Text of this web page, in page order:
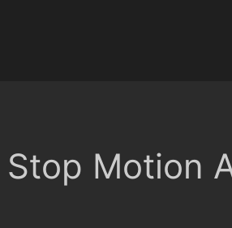
Motion